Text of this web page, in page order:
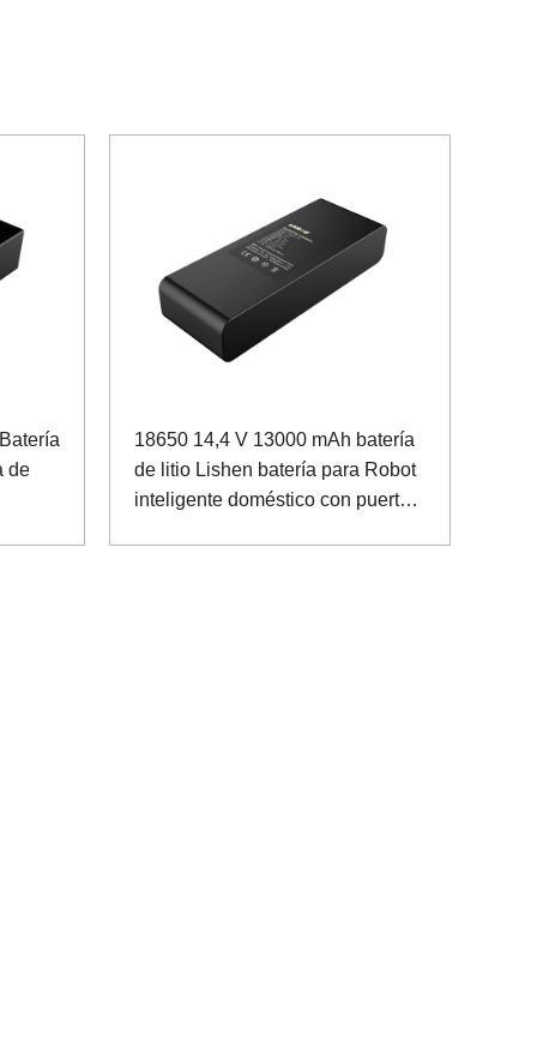
de
18650 14,4 V 13000 mAh batería
de litio Lishen batería para Robot
inteligente doméstico con puerto